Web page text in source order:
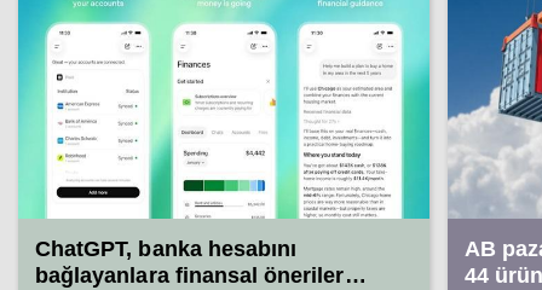
ChatGPT, banka hesabını
bağlayanlara finansal öneriler
AB
44